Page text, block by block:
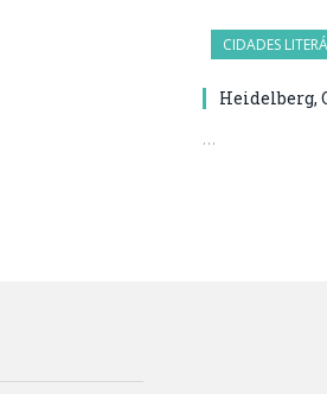
CIDADES
Heidelberg,
…